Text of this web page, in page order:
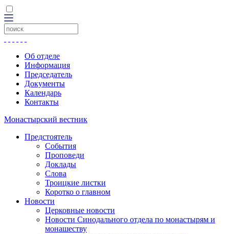
Об отделе
Информация
Председатель
Документы
Календарь
Контакты
Монастырский вестник
Предстоятель
События
Проповеди
Доклады
Слова
Троицкие листки
Коротко о главном
Новости
Церковные новости
Новости Синодального отдела по монастырям и
монашеству